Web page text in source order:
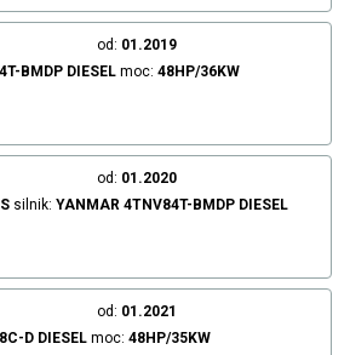
od: 01.2019
BMDP DIESEL moc: 48HP/36KW
od: 01.2020
silnik: YANMAR 4TNV84T-BMDP DIESEL
od: 01.2021
D DIESEL moc: 48HP/35KW